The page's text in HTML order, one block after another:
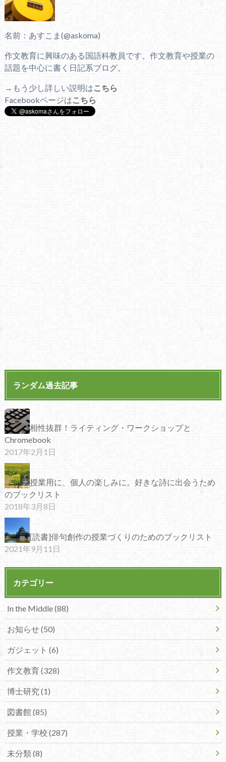
名前：あすこま(@askoma)
作文教育に興味のある国語科教員です。作文教育や授業の
話題を中心に書く日記系ブログ。
→もう少し詳しい説明はこちら
Facebookページはこちら
ランダム過去記事
相性抜群！ライティング・ワークショップと
Chromebook
2017年2月1日
授業用に、個人の楽しみに。好きな詩に出会うため
のブックリスト
2018年3月8日
[読書]俳句創作の授業づくりのためのブックリスト
2021年9月11日
カテゴリー
In the Middle (88)
お知らせ (50)
ガジェット (6)
作文教育 (328)
博士研究 (1)
図書館 (85)
授業・学校 (287)
未分類 (8)